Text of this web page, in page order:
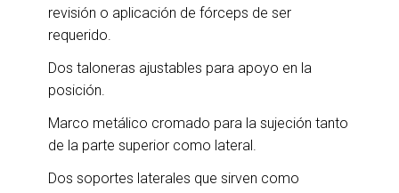
revisión o aplicación de fórceps de ser
requerido.
Dos taloneras ajustables para apoyo en la
posición.
Marco metálico cromado para la sujeción tanto
de la parte superior como lateral.
Dos soportes laterales que sirven como